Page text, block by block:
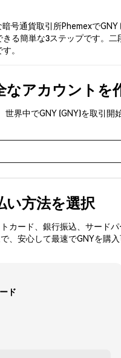
号通貨取引所Phemexで
る簡単な3ステップです。
。
なアカウントを
世界中でGNY (GNY)を取引
い方法を選択
カード、銀行振込、サード
、安心して最速でGNYを購入
ド